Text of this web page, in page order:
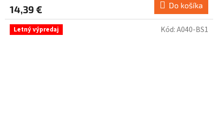
14,39 € Do košíka
Letný výpredaj Kód:A040-BS1